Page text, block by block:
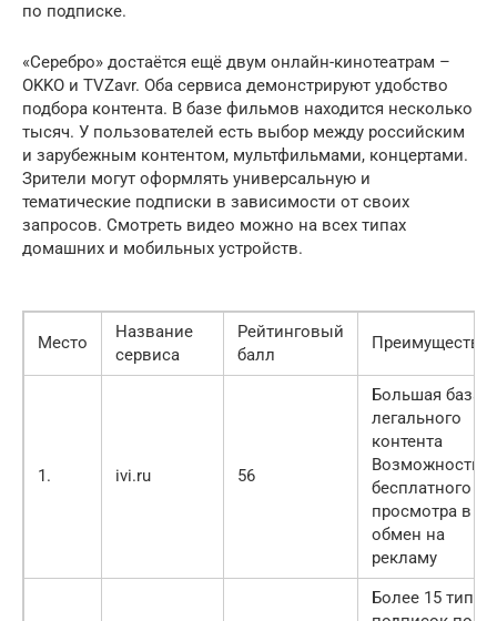
по подписке.
«Серебро» достаётся ещё двум онлайн-кинотеатрам –
OKKO и TVZavr. Оба сервиса демонстрируют удобство
подбора контента. В базе фильмов находится несколько
тысяч. У пользователей есть выбор между российским
и зарубежным контентом, мультфильмами, концертами.
Зрители могут оформлять универсальную и
тематические подписки в зависимости от своих
запросов. Смотреть видео можно на всех типах
домашних и мобильных устройств.
Место
Название
сервиса
Рейтинговый
балл
Преимущества
1. ivi.ru 56
Большая база
легального
контента
Возможность
бесплатного
просмотра в
обмен на
рекламу
Более 15 типов